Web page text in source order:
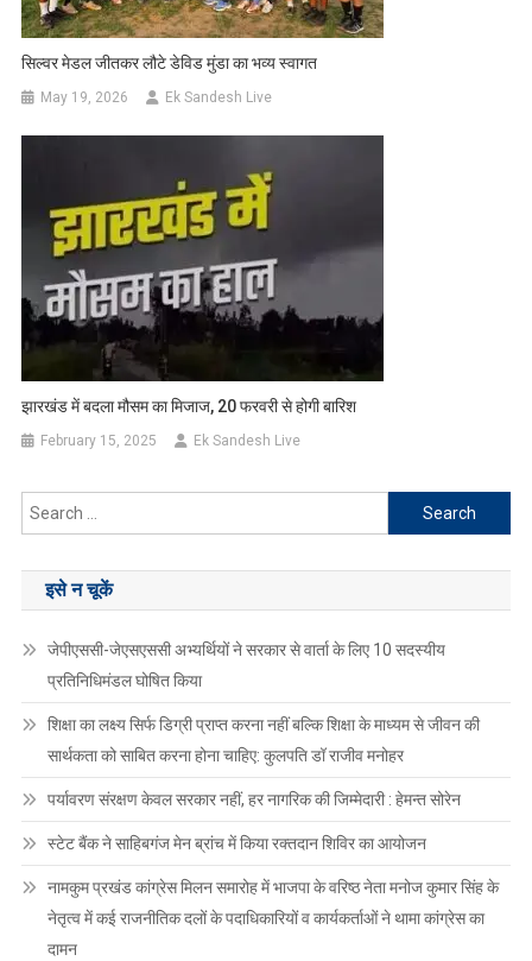
सिल्वर मेडल जीतकर लौटे डेविड मुंडा का भव्य स्वागत
May 19, 2026 Ek Sandesh Live
झारखंड में बदला मौसम का मिजाज, 20 फरवरी से होगी बारिश
February 15, 2025 Ek Sandesh Live
Search
for:
इसे न चूकें
जेपीएससी-जेएसएससी अभ्यर्थियों ने सरकार से वार्ता के लिए 10 सदस्यीय
प्रतिनिधिमंडल घोषित किया
शिक्षा का लक्ष्य सिर्फ डिग्री प्राप्त करना नहीं बल्कि शिक्षा के माध्यम से जीवन की
सार्थकता को साबित करना होना चाहिए: कुलपति डॉ राजीव मनोहर
पर्यावरण संरक्षण केवल सरकार नहीं, हर नागरिक की जिम्मेदारी : हेमन्त सोरेन
स्टेट बैंक ने साहिबगंज मेन ब्रांच में किया रक्तदान शिविर का आयोजन
नामकुम प्रखंड कांग्रेस मिलन समारोह में भाजपा के वरिष्ठ नेता मनोज कुमार सिंह के
नेतृत्व में कई राजनीतिक दलों के पदाधिकारियों व कार्यकर्ताओं ने थामा कांग्रेस का
दामन